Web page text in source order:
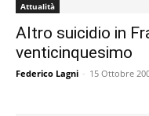
Attualità
Altro suicidio in
venticinquesimo
Federico Lagni - 15 Ottobre